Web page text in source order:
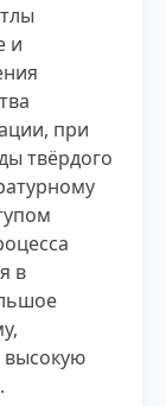
и
при
твёрдого
в
высокую